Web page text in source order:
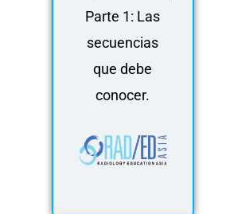
Parte 1: Las
secuencias
que debe
conocer.